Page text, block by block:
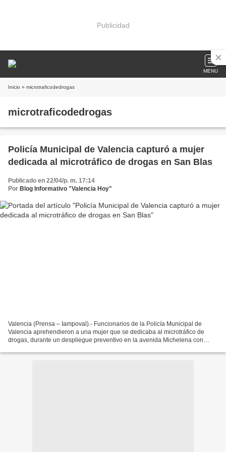
Publicidad
MENU
Inicio » microtraficodedrogas
microtraficodedrogas
Policía Municipal de Valencia capturó a mujer
dedicada al microtráfico de drogas en San Blas
Publicado en 22/04/p. m. 17:14
Por Blog Informativo "Valencia Hoy"
Valencia (Prensa – Iampoval).- Funcionarios de la Policía Municipal de
Valencia aprehendieron a una mujer que se dedicaba al microtráfico de
drogas, durante un despliegue preventivo en la avenida Michelena con